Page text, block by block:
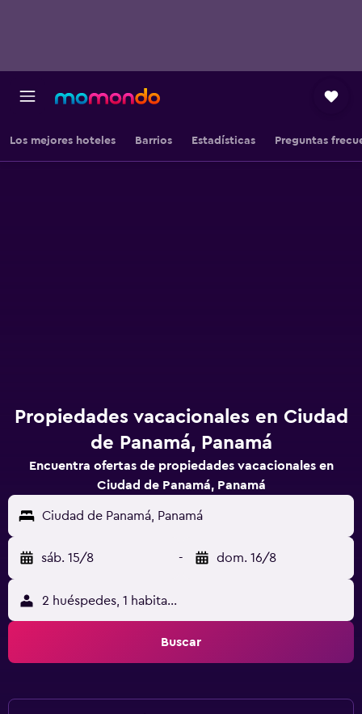
Los mejores hoteles Barrios Estadísticas Preguntas
Propiedades vacacionales en Ciudad
de Panamá, Panamá
Encuentra ofertas de propiedades vacacionales en
Ciudad de Panamá, Panamá
Ciudad de Panamá, Panamá
sáb. 15/8 - dom. 16/8
2 huéspedes, 1 habitación
Buscar